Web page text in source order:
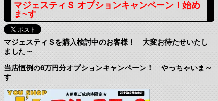
マジェスティＳ オプションキャンペーン！始め
ま~す
マジェスティＳを購入検討中のお客様！ 大変お待たせいたし
ました～
当店恒例の6万円分オプションキャンペーン！ やっちゃいま～
す